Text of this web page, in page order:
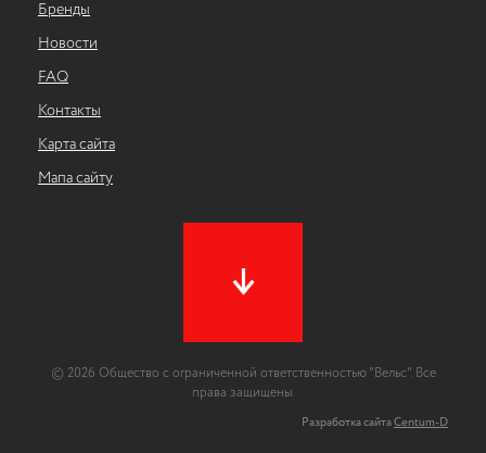
Бренды
Новости
FAQ
Контакты
Карта сайта
Мапа сайту
© 2026 Общество с ограниченной ответственностью "Вельс". Все
права защищены.
Разработка сайтаCentum-D